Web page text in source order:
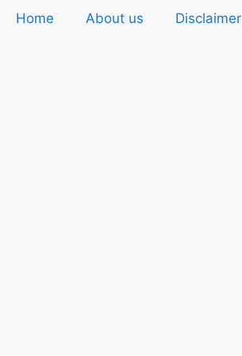
Home About us Disclaimer